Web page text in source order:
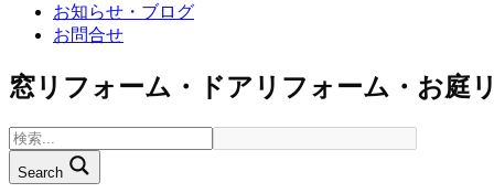
お知らせ・ブログ
お問合せ
窓リフォーム・ドアリフォーム・お庭
Search